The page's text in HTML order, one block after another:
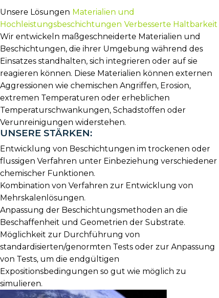
Unsere Lösungen Materialien und
Hochleistungsbeschichtungen Verbesserte Haltbarkeit
Wir entwickeln maßgeschneiderte Materialien und
Beschichtungen, die ihrer Umgebung während des
Einsatzes standhalten, sich integrieren oder auf sie
reagieren können. Diese Materialien können externen
Aggressionen wie chemischen Angriffen, Erosion,
extremen Temperaturen oder erheblichen
Temperaturschwankungen, Schadstoffen oder
Verunreinigungen widerstehen.
UNSERE STÄRKEN:
Entwicklung von Beschichtungen im trockenen oder
flussigen Verfahren unter Einbeziehung verschiedener
chemischer Funktionen.
Kombination von Verfahren zur Entwicklung von
Mehrskalenlösungen.
Anpassung der Beschichtungsmethoden an die
Beschaffenheit und Geometrien der Substrate.
Möglichkeit zur Durchführung von
standardisierten/genormten Tests oder zur Anpassung
von Tests, um die endgültigen
Expositionsbedingungen so gut wie möglich zu
simulieren.